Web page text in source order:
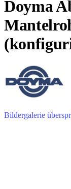
Doyma
Bildergalerie